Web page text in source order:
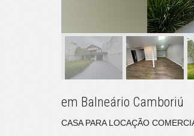
em Balneário Camboriú
CASA PARA LOCAÇÃO